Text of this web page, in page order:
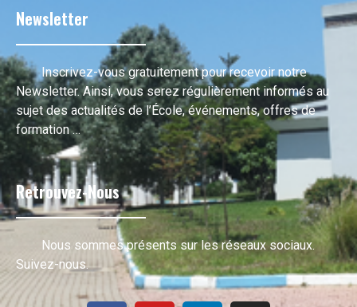
Newsletter
Inscrivez-vous gratuitement pour recevoir notre
Newsletter. Ainsi, vous serez régulièrement informés au
sujet des actualités de l’École, événements, offres de
formation …
Retrouvez-Nous
Nous sommes présents sur les réseaux sociaux.
Suivez-nous.